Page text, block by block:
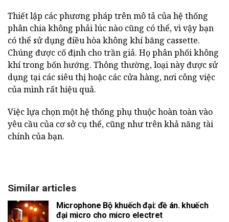
Thiết lập các phương pháp trên mô tả của hệ thống
phân chia không phải lúc nào cũng có thể, vì vậy bạn
có thể sử dụng điều hòa không khí băng cassette.
Chúng được cố định cho trần giả. Họ phân phối không
khí trong bốn hướng. Thông thường, loại này được sử
dụng tại các siêu thị hoặc các cửa hàng, nơi công việc
của mình rất hiệu quả.
Việc lựa chọn một hệ thống phụ thuộc hoàn toàn vào
yêu cầu của cơ sở cụ thể, cũng như trên khả năng tài
chính của bạn.
Similar articles
Microphone Bộ khuếch đại: đề án. khuếch
đại micro cho micro electret